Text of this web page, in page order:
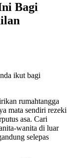
Bagi
ikut bagi
rumahtangga
mata sendiri rezeki
asa. Cari
wanita di luar
selepas